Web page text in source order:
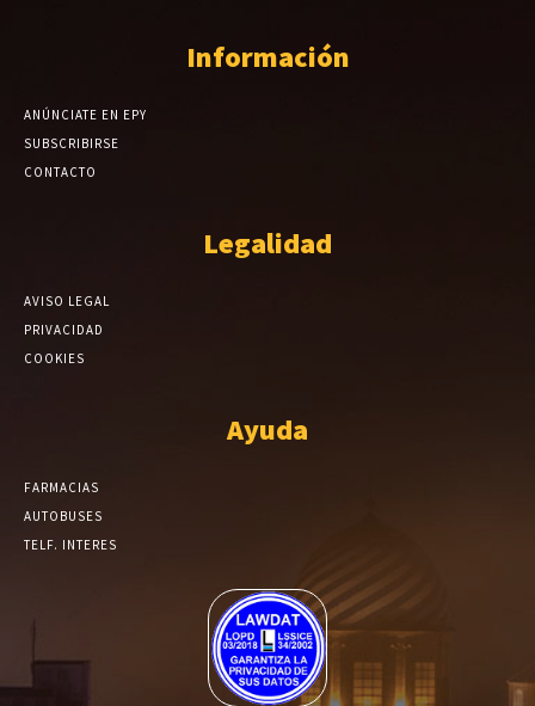
Información
ANÚNCIATE EN EPY
SUBSCRIBIRSE
CONTACTO
Legalidad
AVISO LEGAL
PRIVACIDAD
COOKIES
Ayuda
FARMACIAS
AUTOBUSES
TELF. INTERES